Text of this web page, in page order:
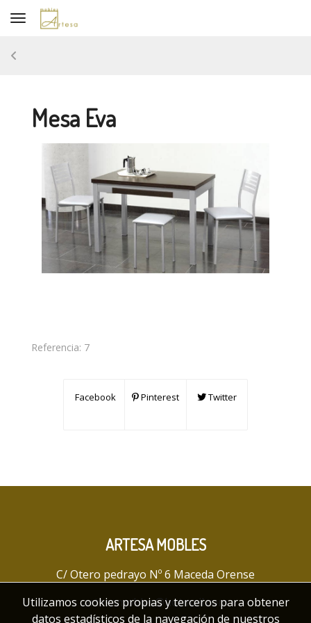
Toggle navigation
Mesa Eva
Referencia: 7
Facebook Pinterest Twitter
ARTESA MOBLES
C/ Otero pedrayo Nº 6 Maceda Orense
artesamobles@hotmail.com
Utilizamos cookies propias y terceros para obtener
datos estadísticos de la navegación de nuestros